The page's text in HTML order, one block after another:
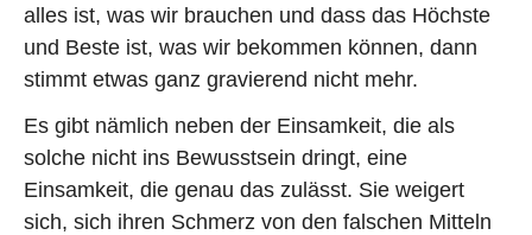
alles ist, was wir brauchen und dass das Höchste
und Beste ist, was wir bekommen können, dann
stimmt etwas ganz gravierend nicht mehr.
Es gibt nämlich neben der Einsamkeit, die als
solche nicht ins Bewusstsein dringt, eine
Einsamkeit, die genau das zulässt. Sie weigert
sich, sich ihren Schmerz von den falschen Mitteln